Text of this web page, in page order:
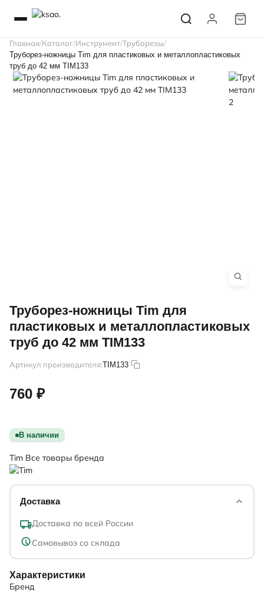
Главная Каталог Инструмент Труборезы
Труборез-ножницы Tim для пластиковых и металлопластиковых
труб до 42 мм TIM133
Труборез-ножницы Tim для
пластиковых и металлопластиковых
труб до 42 мм TIM133
Артикул производителя:TIM133
760 ₽
В наличии
Tim Все товары бренда
Доставка
Доставка по всей России
Самовывоз со склада
Характеристики
Бренд